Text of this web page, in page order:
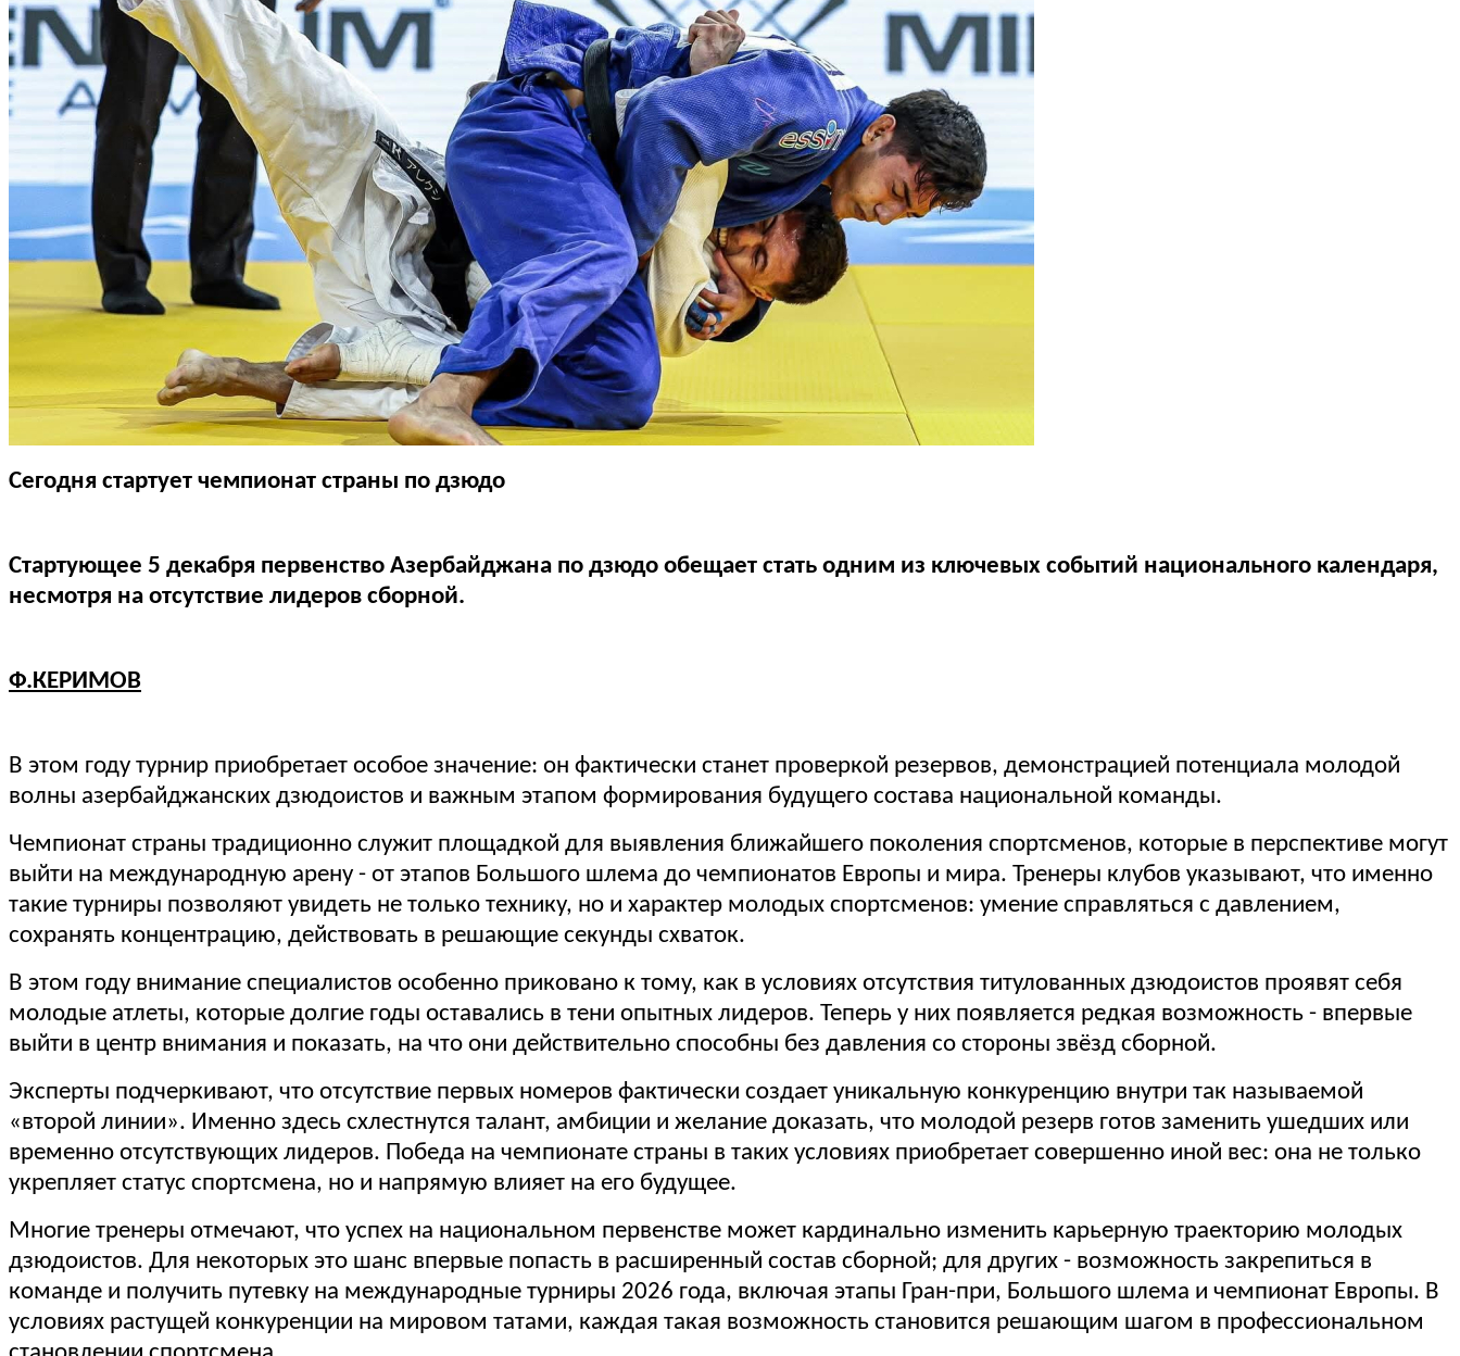
Сегодня стартует чемпионат страны по дзюдо
Стартующее 5 декабря первенство Азербайджана по дзюдо обещает стать одним из ключевых событий национального календаря,
несмотря на отсутствие лидеров сборной.
Ф.КЕРИМОВ
В этом году турнир приобретает особое значение: он фактически станет проверкой резервов, демонстрацией потенциала молодой
волны азербайджанских дзюдоистов и важным этапом формирования будущего состава национальной команды.
Чемпионат страны традиционно служит площадкой для выявления ближайшего поколения спортсменов, которые в перспективе могут
выйти на международную арену - от этапов Большого шлема до чемпионатов Европы и мира. Тренеры клубов указывают, что именно
такие турниры позволяют увидеть не только технику, но и характер молодых спортсменов: умение справляться с давлением,
сохранять концентрацию, действовать в решающие секунды схваток.
В этом году внимание специалистов особенно приковано к тому, как в условиях отсутствия титулованных дзюдоистов проявят себя
молодые атлеты, которые долгие годы оставались в тени опытных лидеров. Теперь у них появляется редкая возможность - впервые
выйти в центр внимания и показать, на что они действительно способны без давления со стороны звёзд сборной.
Эксперты подчеркивают, что отсутствие первых номеров фактически создает уникальную конкуренцию внутри так называемой
«второй линии». Именно здесь схлестнутся талант, амбиции и желание доказать, что молодой резерв готов заменить ушедших или
временно отсутствующих лидеров. Победа на чемпионате страны в таких условиях приобретает совершенно иной вес: она не только
укрепляет статус спортсмена, но и напрямую влияет на его будущее.
Многие тренеры отмечают, что успех на национальном первенстве может кардинально изменить карьерную траекторию молодых
дзюдоистов. Для некоторых это шанс впервые попасть в расширенный состав сборной; для других - возможность закрепиться в
команде и получить путевку на международные турниры 2026 года, включая этапы Гран-при, Большого шлема и чемпионат Европы. В
условиях растущей конкуренции на мировом татами, каждая такая возможность становится решающим шагом в профессиональном